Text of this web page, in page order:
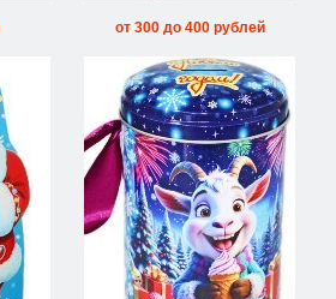
от 300 до 400 рублей